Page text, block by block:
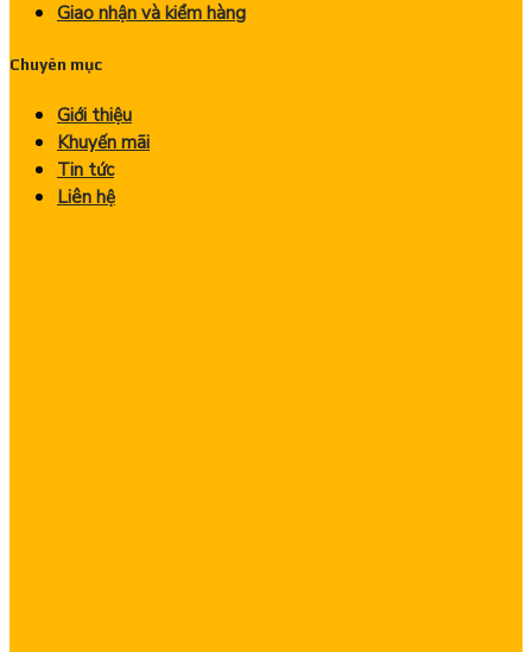
Giao nhận và kiểm hàng
Chuyên mục
Giới thiệu
Khuyến mãi
Tin tức
Liên hệ